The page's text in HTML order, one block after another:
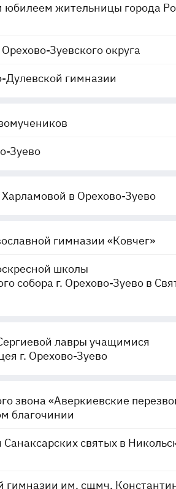
юбилеем жительницы города
Зуевского округа
Дулевской гимназии
Зуево
в Орехово-Зуево
гимназии «Ковчег»
школы
собора г. Орехово-Зуево в
лавры учащимися
г. Орехово-Зуево
звона «Аверкиевские
благочинии
святых в
гимназии им. сщмч.